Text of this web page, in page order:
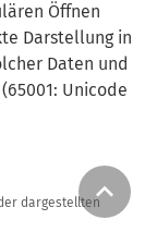
Öffnen
Darstellung in
Daten und
Unicode
dargestelltenkeyboard_arrow_up